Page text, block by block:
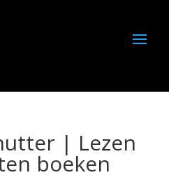
| Lezen
boeken